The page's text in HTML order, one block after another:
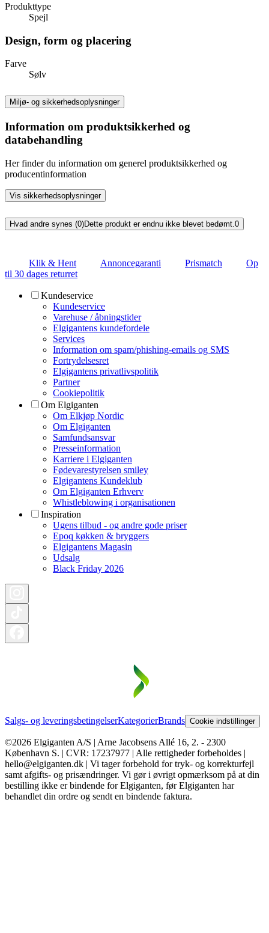
Produkttype
Spejl
Design, form og placering
Farve
Sølv
Miljø- og sikkerhedsoplysninger
Information om produktsikkerhed og
databehandling
Her finder du information om generel produktsikkerhed og
producentinformation
Vis sikkerhedsoplysninger
Hvad andre synes (0)Dette produkt er endnu ikke blevet bedømt. 0
Klik & Hent Annoncegaranti Prismatch
Op
til 30 dages returret
Kundeservice
Kundeservice
Varehuse / åbningstider
Elgigantens kundefordele
Services
Information om spam/phishing-emails og SMS
Fortrydelsesret
Elgigantens privatlivspolitik
Partner
Cookiepolitik
Om Elgiganten
Om Elkjøp Nordic
Om Elgiganten
Samfundsansvar
Presseinformation
Karriere i Elgiganten
Fødevarestyrelsen smiley
Elgigantens Kundeklub
Om Elgiganten Erhverv
Whistleblowing i organisationen
Inspiration
Ugens tilbud - og andre gode priser
Epoq køkken & bryggers
Elgigantens Magasin
Udsalg
Black Friday 2026
Salgs- og leveringsbetingelserKategorierBrands Cookie indstillinger
©2026 Elgiganten A/S | Arne Jacobsens Allé 16, 2. - 2300
København S. | CVR: 17237977 | Alle rettigheder forbeholdes |
hello@elgiganten.dk | Vi tager forbehold for tryk- og korrekturfejl
samt afgifts- og prisændringer. Vi gør i øvrigt opmærksom på at din
bestilling ikke er bindende for Elgiganten, før Elgiganten har
behandlet din ordre og sendt en bindende faktura.